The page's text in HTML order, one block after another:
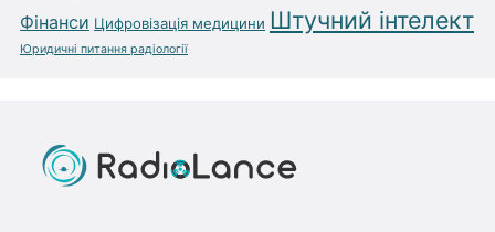
Фінанси Цифровізація медицини Штучний інтелект
Юридичні питання радіології